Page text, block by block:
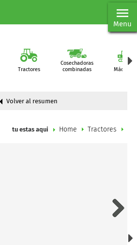
Menu
Tractores
Cosechadoras
combinadas
Máquinas
Volver al resumen
tu estas aqui Home Tractores